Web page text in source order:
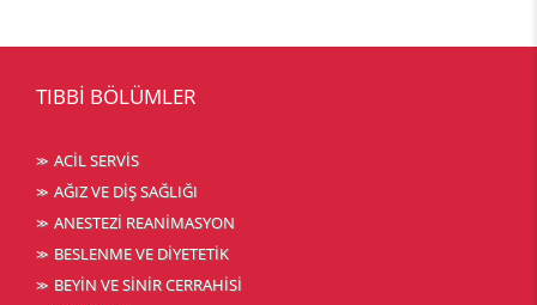
TIBBİ BÖLÜMLER
ACİL SERVİS
AĞIZ VE DİŞ SAĞLIĞI
ANESTEZİ REANİMASYON
BESLENME VE DİYETETİK
BEYİN VE SİNİR CERRAHİSİ